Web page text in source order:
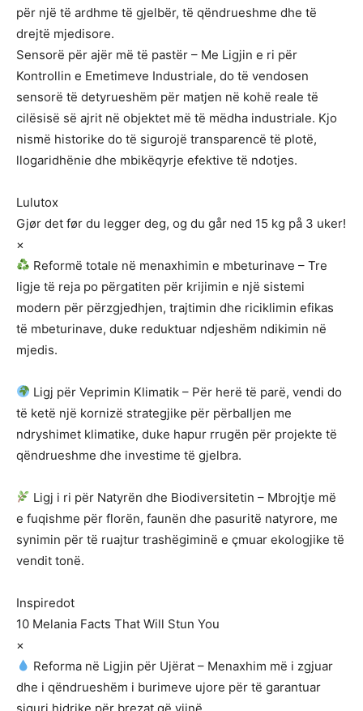
për një të ardhme të gjelbër, të qëndrueshme dhe të
drejtë mjedisore.
Sensorë për ajër më të pastër – Me Ligjin e ri për
Kontrollin e Emetimeve Industriale, do të vendosen
sensorë të detyrueshëm për matjen në kohë reale të
cilësisë së ajrit në objektet më të mëdha industriale. Kjo
nismë historike do të sigurojë transparencë të plotë,
llogaridhënie dhe mbikëqyrje efektive të ndotjes.
Lulutox
Gjør det før du legger deg, og du går ned 15 kg på 3 uker!
×
Reformë totale në menaxhimin e mbeturinave – Tre
ligje të reja po përgatiten për krijimin e një sistemi
modern për përzgjedhjen, trajtimin dhe riciklimin efikas
të mbeturinave, duke reduktuar ndjeshëm ndikimin në
mjedis.
Ligj për Veprimin Klimatik – Për herë të parë, vendi do
të ketë një kornizë strategjike për përballjen me
ndryshimet klimatike, duke hapur rrugën për projekte të
qëndrueshme dhe investime të gjelbra.
Ligj i ri për Natyrën dhe Biodiversitetin – Mbrojtje më
e fuqishme për florën, faunën dhe pasuritë natyrore, me
synimin për të ruajtur trashëgiminë e çmuar ekologjike të
vendit tonë.
Inspiredot
10 Melania Facts That Will Stun You
×
Reforma në Ligjin për Ujërat – Menaxhim më i zgjuar
dhe i qëndrueshëm i burimeve ujore për të garantuar